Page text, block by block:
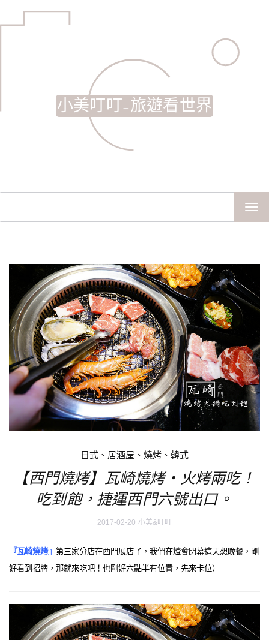
小美叮叮-旅遊看世界
日式、居酒屋、燒烤、韓式
【西門燒烤】瓦崎燒烤‧火烤兩吃！
吃到飽，捷運西門六號出口。
2017-02-20 小美&叮叮
『瓦崎燒烤』 第三家分店在西門展店了，我們在燈會閉幕這天想晚餐，剛
好看到招牌，那就來吃吧！也剛好六點半有位置，先來卡位）